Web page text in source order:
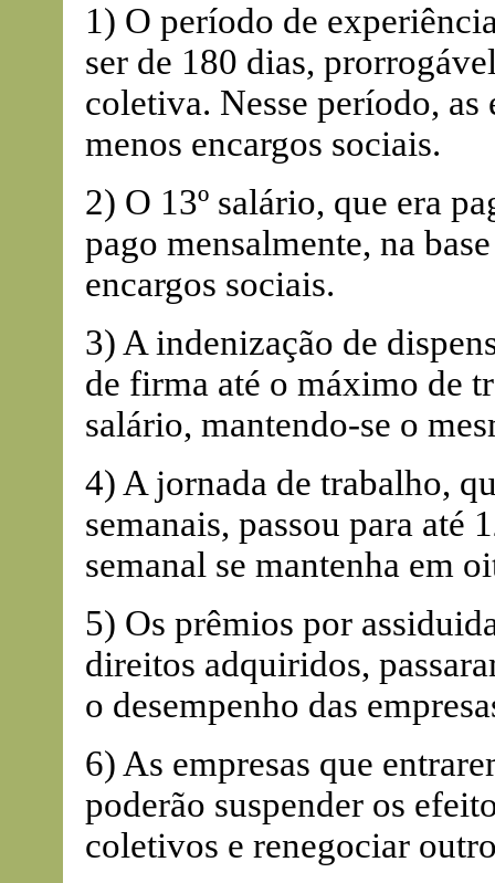
1) O período de
ser de 180 dias,
coletiva. Nesse período, as
menos encargos sociais.
2) O 13º salário, que era
pago mensalmente, na
encargos sociais.
3) A indenização de
de firma até o máximo de
salário, mantendo-se o
4) A jornada de trabalho,
semanais, passou para até
semanal se mantenha em
5) Os prêmios por
direitos adquiridos,
o desempenho das
6) As empresas que
poderão suspender os
coletivos e renegociar